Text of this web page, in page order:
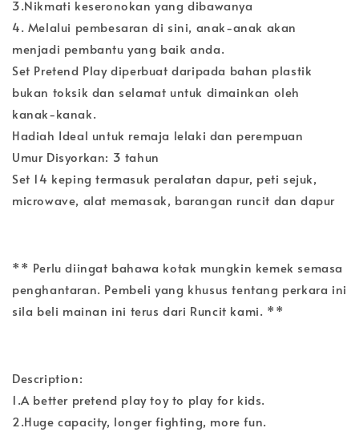
3.Nikmati keseronokan yang dibawanya
4. Melalui pembesaran di sini, anak-anak akan
menjadi pembantu yang baik anda.
Set Pretend Play diperbuat daripada bahan plastik
bukan toksik dan selamat untuk dimainkan oleh
kanak-kanak.
Hadiah Ideal untuk remaja lelaki dan perempuan
Umur Disyorkan: 3 tahun
Set 14 keping termasuk peralatan dapur, peti sejuk,
microwave, alat memasak, barangan runcit dan dapur
** Perlu diingat bahawa kotak mungkin kemek semasa
penghantaran. Pembeli yang khusus tentang perkara ini
sila beli mainan ini terus dari Runcit kami. **
Description:
1.A better pretend play toy to play for kids.
2.Huge capacity, longer fighting, more fun.